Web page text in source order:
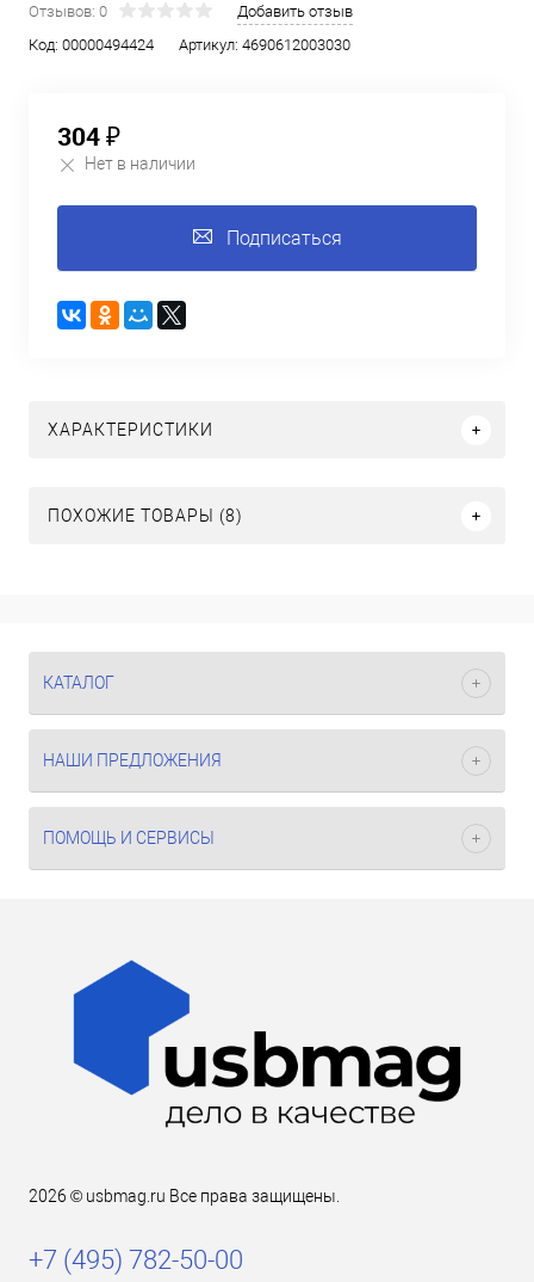
Отзывов: 0
Добавить отзыв
Код: 00000494424 Артикул: 4690612003030
304 ₽
Нет в наличии
Подписаться
ХАРАКТЕРИСТИКИ
ПОХОЖИЕ ТОВАРЫ (8)
КАТАЛОГ
НАШИ ПРЕДЛОЖЕНИЯ
ПОМОЩЬ И СЕРВИСЫ
2026 © usbmag.ru Все права защищены.
+7 (495) 782-50-00